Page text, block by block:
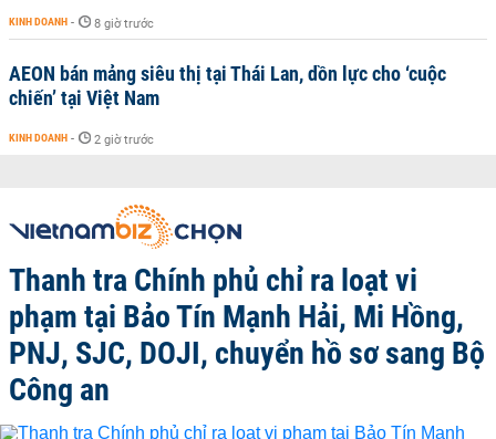
KINH DOANH - 8 giờ trước
AEON bán mảng siêu thị tại Thái Lan, dồn lực cho ‘cuộc
chiến’ tại Việt Nam
KINH DOANH - 2 giờ trước
Thanh tra Chính phủ chỉ ra loạt vi
phạm tại Bảo Tín Mạnh Hải, Mi Hồng,
PNJ, SJC, DOJI, chuyển hồ sơ sang Bộ
Công an